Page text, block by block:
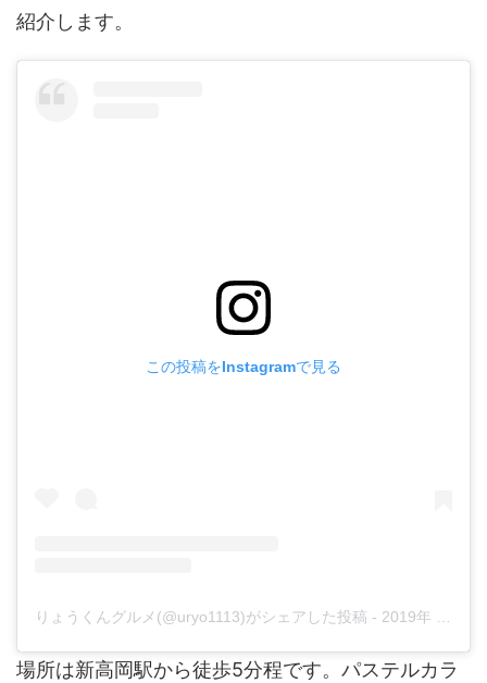
紹介します。
この投稿をInstagramで見る
りょうくんグルメ(@uryo1113)がシェアした投稿 - 2019年 7月月12日午後7時47分PDT
場所は新高岡駅から徒歩5分程です。パステルカラ